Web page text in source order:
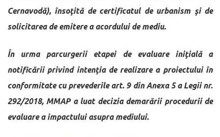
Cernavodă), însoţită de certificatul de urbanism şi de
solicitarea de emitere a acordului de mediu.
În urma parcurgerii etapei de evaluare iniţială a
notificării privind intenţia de realizare a proiectului în
conformitate cu prevederile art. 9 din Anexa 5 a Legii nr.
292/2018, MMAP a luat decizia demarării procedurii de
evaluare a impactului asupra mediului.